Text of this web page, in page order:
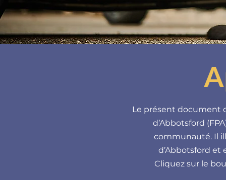
Le présent document
d’Abbotsford
communauté. Il
d’Abbotsford
Cliquez sur le